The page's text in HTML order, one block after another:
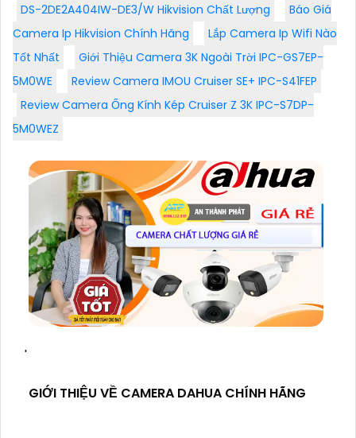
DS-2DE2A404IW-DE3/W Hikvision Chất Lượng
Báo Giá
Camera Ip Hikvision Chính Hãng
Lắp Camera Ip Wifi Nào
Tốt Nhất
Giới Thiệu Camera 3K Ngoài Trời IPC-GS7EP-
5M0WE
Review Camera IMOU Cruiser SE+ IPC-S41FEP
Review Camera Ống Kính Kép Cruiser Z 3K IPC-S7DP-
5M0WEZ
'
GIỚI THIỆU VỀ CAMERA DAHUA CHÍNH HÃNG